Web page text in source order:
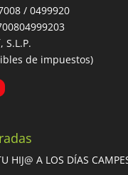
/ 0499920
S.L.P.
de impuestos)
HIJ@ A LOS DÍAS